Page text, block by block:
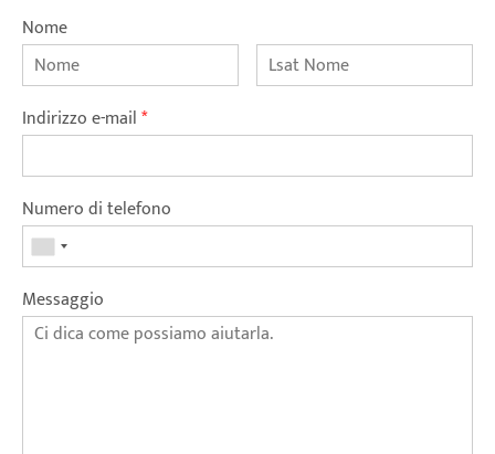
Nome
Indirizzo e-mail*
Numero di telefono
Messaggio